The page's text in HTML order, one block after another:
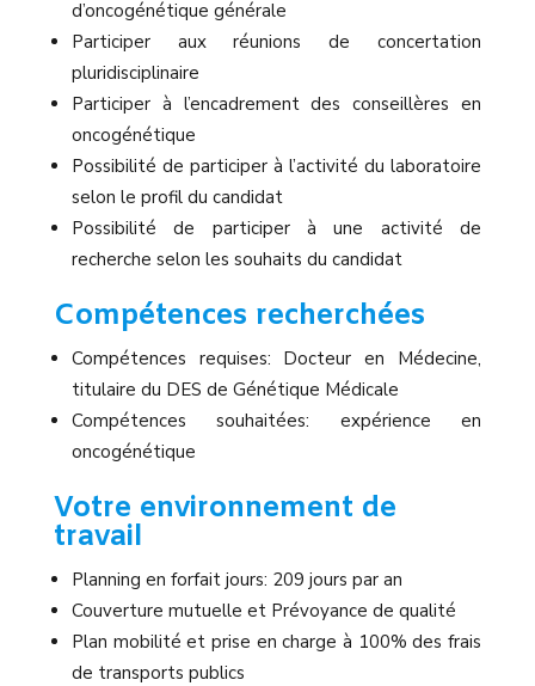
d’oncogénétique générale
Participer aux réunions de concertation
pluridisciplinaire
Participer à l’encadrement des conseillères en
oncogénétique
Possibilité de participer à l’activité du laboratoire
selon le profil du candidat
Possibilité de participer à une activité de
recherche selon les souhaits du candidat
Compétences recherchées
Compétences requises: Docteur en Médecine,
titulaire du DES de Génétique Médicale
Compétences souhaitées: expérience en
oncogénétique
Votre environnement de
travail
Planning en forfait jours: 209 jours par an
Couverture mutuelle et Prévoyance de qualité
Plan mobilité et prise en charge à 100% des frais
de transports publics